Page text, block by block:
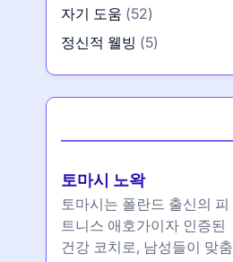
자기 도움 (52)
정신적 웰빙 (5)
토마시 노왁
토마시는 폴란드 출신의 피
트니스 애호가이자 인증된
건강 코치로, 남성들이 맞춤